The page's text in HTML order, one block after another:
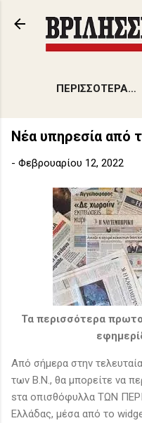
Μετάβαση
ΠΕΡΙΣΣΌΤΕΡΑ…
Νέα υπηρεσία από
- Φεβρουαρίου 12, 2022
Τα περισσότερα
Από σήμερα στην
των Β.Ν., θα μπορείτε να
sτα οπισθόφυλλα ΤΩΝ
Ελλάδας, μέσα από το